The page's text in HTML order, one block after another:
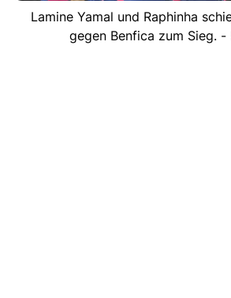
Lamine Yamal und Raphinha
gegen Benfica zum Sieg. -